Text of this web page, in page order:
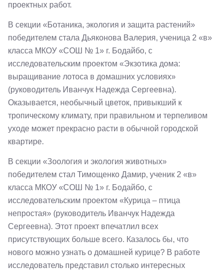
проектных работ.
В секции «Ботаника, экология и защита растений»
победителем стала Дьяконова Валерия, ученица 2 «в»
класса МКОУ «СОШ № 1» г. Бодайбо, с
исследовательским проектом «Экзотика дома:
выращивание лотоса в домашних условиях»
(руководитель Иванчук Надежда Сергеевна).
Оказывается, необычный цветок, привыкший к
тропическому климату, при правильном и терпеливом
уходе может прекрасно расти в обычной городской
квартире.
В секции «Зоология и экология животных»
победителем стал Тимощенко Дамир, ученик 2 «в»
класса МКОУ «СОШ № 1» г. Бодайбо, с
исследовательским проектом «Курица – птица
непростая» (руководитель Иванчук Надежда
Сергеевна). Этот проект впечатлил всех
присутствующих больше всего. Казалось бы, что
нового можно узнать о домашней курице? В работе
исследователь представил столько интересных